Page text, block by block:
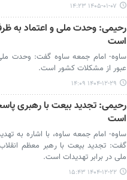
۱۴۰۵-۰۱-۰۷ ۱۴:۲۳
رحیمی: وحدت ملی و اعتماد به
است
ساوه- امام جمعه ساوه گفت: وحدت
عبور از مشکلات کشور است.
۱۴۰۴-۱۲-۲۹ ۱۴:۰۹
رحیمی: تجدید بیعت با رهبری
است
ساوه- امام جمعه ساوه، با اشاره به
گفت: تجدید بیعت با رهبر معظم
ملی در برابر تهدیدات است.
۱۴۰۴-۱۲-۲۲ ۱۵:۴۳